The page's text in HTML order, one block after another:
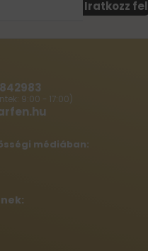
Iratkozz fel
9:00 - 17:00)
médiában: